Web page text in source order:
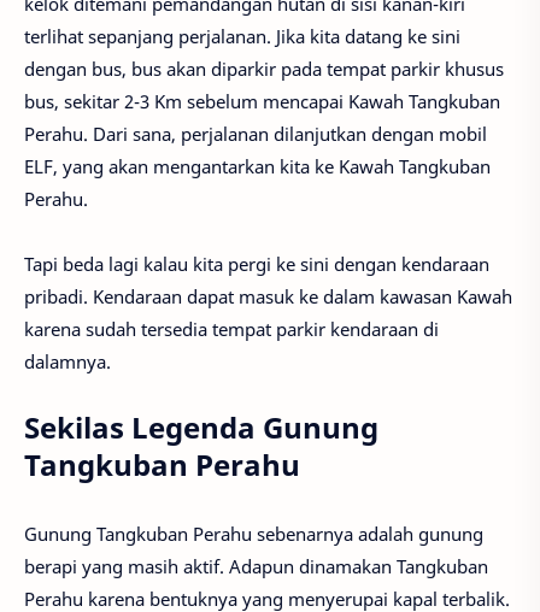
terlihat sepanjang perjalanan. Jika kita datang ke sini
dengan bus, bus akan diparkir pada tempat parkir khusus
bus, sekitar 2-3 Km sebelum mencapai Kawah Tangkuban
Perahu. Dari sana, perjalanan dilanjutkan dengan mobil
ELF, yang akan mengantarkan kita ke Kawah Tangkuban
Perahu.
Tapi beda lagi kalau kita pergi ke sini dengan kendaraan
pribadi. Kendaraan dapat masuk ke dalam kawasan Kawah
karena sudah tersedia tempat parkir kendaraan di
dalamnya.
Sekilas Legenda Gunung
Tangkuban Perahu
Gunung Tangkuban Perahu sebenarnya adalah gunung
berapi yang masih aktif. Adapun dinamakan Tangkuban
Perahu karena bentuknya yang menyerupai kapal terbalik.